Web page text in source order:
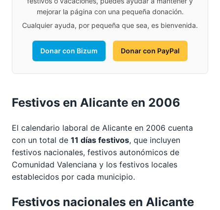
mejorar la página con una pequeña donación.
Cualquier ayuda, por pequeña que sea, es bienvenida.
Donar con Bizum Donar con PayPal
Festivos en Alicante en 2006
El calendario laboral de Alicante en 2006 cuenta
con un total de 11 días festivos, que incluyen
festivos nacionales, festivos autonómicos de
Comunidad Valenciana y los festivos locales
establecidos por cada municipio.
Festivos nacionales en Alicante